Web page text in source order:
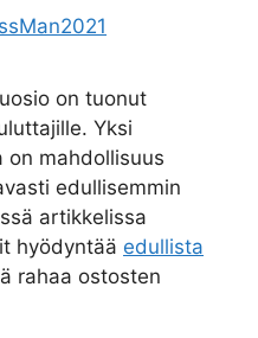
on tuonut
Yksi
on mahdollisuus
edullisemmin
artikkelissa
hyödyntää edullista
rahaa ostosten